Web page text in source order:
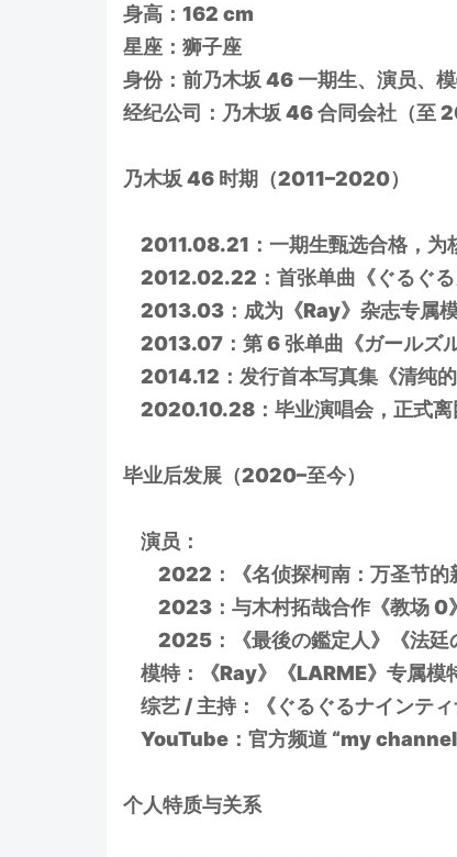
身高：162 cm
星座：狮子座
身份：前乃木坂 46 一期生、演员、
经纪公司：乃木坂 46 合同会社（至
乃木坂 46 时期（2011–2020）
2011.08.21：一期生甄选合格，为
2012.02.22：首张单曲《ぐるぐる
2013.03：成为《Ray》杂志专属模
2013.07：第 6 张单曲《ガールズ
2014.12：发行首本写真集《清纯的
2020.10.28：毕业演唱会，正式离
毕业后发展（2020–至今）
演员：
2022：《名侦探柯南：万圣节的
2023：与木村拓哉合作《教场 0
2025：《最後の鑑定人》《法廷
模特：《Ray》《LARME》专属模
综艺 / 主持：《ぐるぐるナインティ
YouTube：官方频道 “my channel
个人特质与关系